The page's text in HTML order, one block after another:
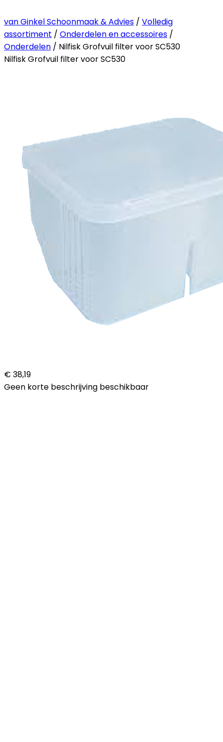
van Ginkel Schoonmaak & Advies / Volledig
assortiment / Onderdelen en accessoires /
Onderdelen / Nilfisk Grofvuil filter voor SC530
Nilfisk Grofvuil filter voor SC530
€ 38,19
Geen korte beschrijving beschikbaar